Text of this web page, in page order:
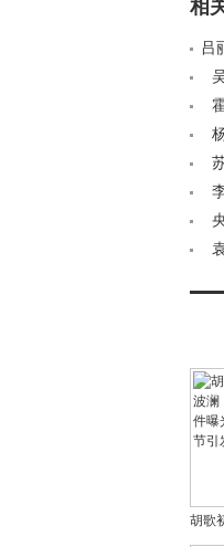
相
吕
甘比
/a>
亲寿
王室
/a>
众，
胡歌